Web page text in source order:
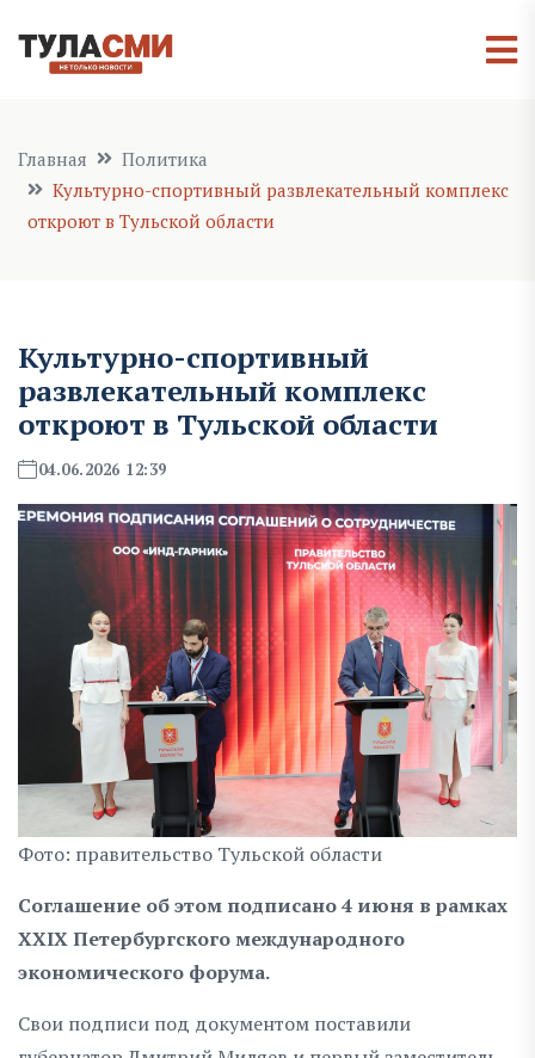
Главная
Политика
Культурно-спортивный развлекательный комплекс
откроют в Тульской области
Культурно-спортивный
развлекательный комплекс
откроют в Тульской области
04.06.2026 12:39
Фото: правительство Тульской области
Соглашение об этом подписано 4 июня в рамках
XXIX Петербургского международного
экономического форума.
Свои подписи под документом поставили